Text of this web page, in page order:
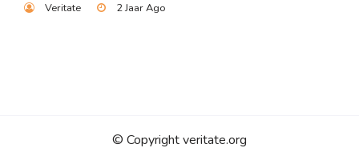
Veritate 2 Jaar Ago
© Copyright veritate.org